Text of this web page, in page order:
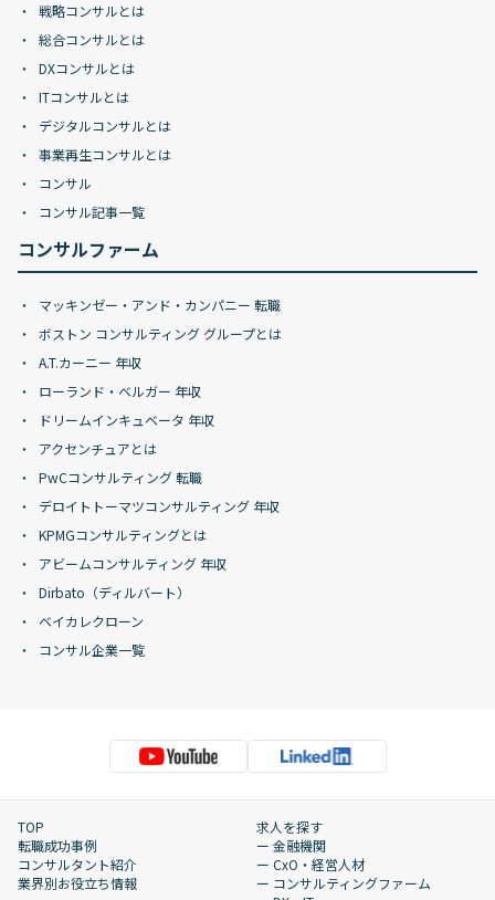
戦略コンサルとは
総合コンサルとは
DXコンサルとは
ITコンサルとは
デジタルコンサルとは
事業再生コンサルとは
コンサル
コンサル記事一覧
コンサルファーム
マッキンゼー・アンド・カンパニー 転職
ボストン コンサルティング グループとは
A.T.カーニー 年収
ローランド・ベルガー 年収
ドリームインキュベータ 年収
アクセンチュアとは
PwCコンサルティング 転職
デロイトトーマツコンサルティング 年収
KPMGコンサルティングとは
アビームコンサルティング 年収
Dirbato（ディルバート）
ベイカレクローン
コンサル企業一覧
TOP
転職成功事例
コンサルタント紹介
業界別お役立ち情報
求人を探す
ー 金融機関
ー CxO・経営人材
ー コンサルティングファーム